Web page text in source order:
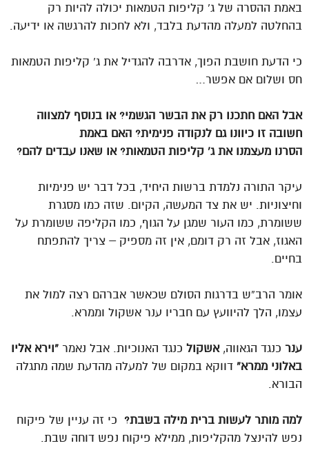
באמת ההסרה של ג’ קליפות הטמאות יכולה להיות רק
בהחלטה למעלה מהדעת בלבד, ולא לחכות להרגשה או ידיעה.
כי הדעת חושבת הפוך, אדרבה להגדיל את ג’ קליפות הטמאות
חס ושלום אם אפשר…
אבל האם חתכנו רק את הבשר הגשמי? או בנוסף למצווה
חשובה זו כיוונו גם לנקודה פנימית? האם באמת
הסרנו מעצמנו את ג’ קליפות הטמאות? או שאנו עבדים להם?
עיקר התורה נלמדת ברשות היחיד, בכל דבר יש פנימיות
וחיצוניות. יש את צד המעשה, הקיום. שזה כמו מסגרת
ששומרת, כמו העור שמגן על הגוף, כמו הקליפה ששומרת על
האגוז, אבל זה רק דומם, אין זה מספיק – צריך להתפתח
בחיים.
אומר הרב”ש בדרגות הסולם שכאשר אברהם רצה למול את
עצמו, הלך להיוועץ עם חבריו ענר אשקול וממרא.
ענר כנגד הגאווה,אשקול כנגד האנוכיות. אבל נאמר “וירא אליו
באלוני ממרא” דווקא במקום של למעלה מהדעת שמה מתגלה
הבורא.
למה מותר לעשות ברית מילה בשבת? כי זה עניין של פיקוח
נפש להינצל מהקליפות, ממילא פיקוח נפש דוחה שבת.